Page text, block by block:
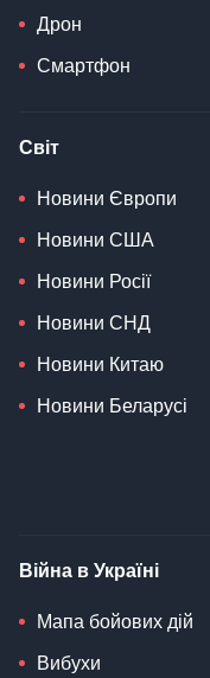
Дрон
Смартфон
Світ
Новини Європи
Новини США
Новини Росії
Новини СНД
Новини Китаю
Новини Беларусі
Війна в Україні
Мапа бойових дій
Вибухи